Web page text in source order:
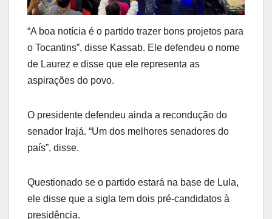
“A boa notícia é o partido trazer bons projetos para
o Tocantins”, disse Kassab. Ele defendeu o nome
de Laurez e disse que ele representa as
aspirações do povo.
O presidente defendeu ainda a recondução do
senador Irajá. “Um dos melhores senadores do
país”, disse.
Questionado se o partido estará na base de Lula,
ele disse que a sigla tem dois pré-candidatos à
presidência.